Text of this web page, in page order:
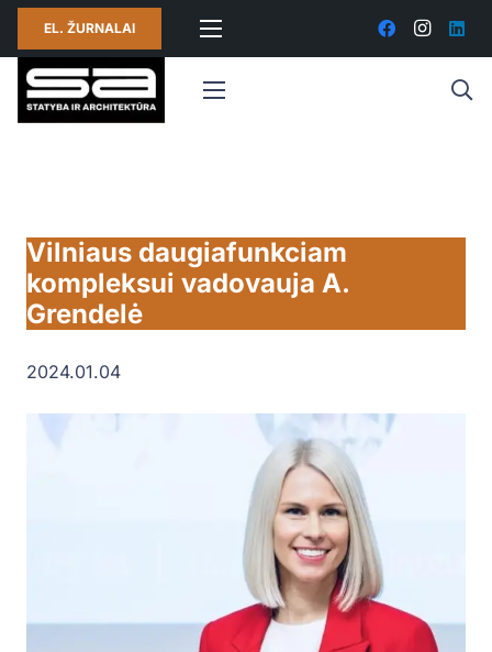
EL. ŽURNALAI
Vilniaus daugiafunkciam
kompleksui vadovauja A.
Grendelė
2024.01.04